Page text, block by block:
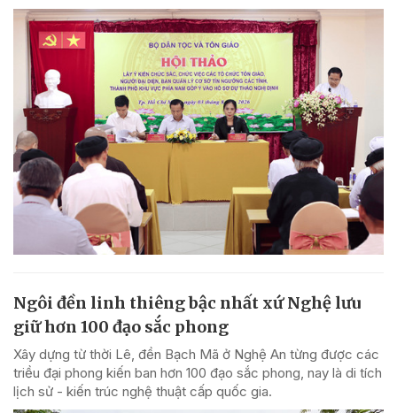
Ngôi đền linh thiêng bậc nhất xứ Nghệ lưu
giữ hơn 100 đạo sắc phong
Xây dựng từ thời Lê, đền Bạch Mã ở Nghệ An từng được các
triều đại phong kiến ban hơn 100 đạo sắc phong, nay là di tích
lịch sử - kiến trúc nghệ thuật cấp quốc gia.